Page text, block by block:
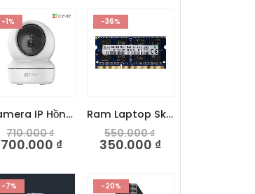
-1%
Camera IP Hồng ngoại Wifi EZVIZ C6N 2.0MP 1080P
710.000₫
700.000 ₫
-36%
Ram Laptop Skhynix 8GB DDR3L 1600Mhz
550.000₫
350.000 ₫
-7% -20%